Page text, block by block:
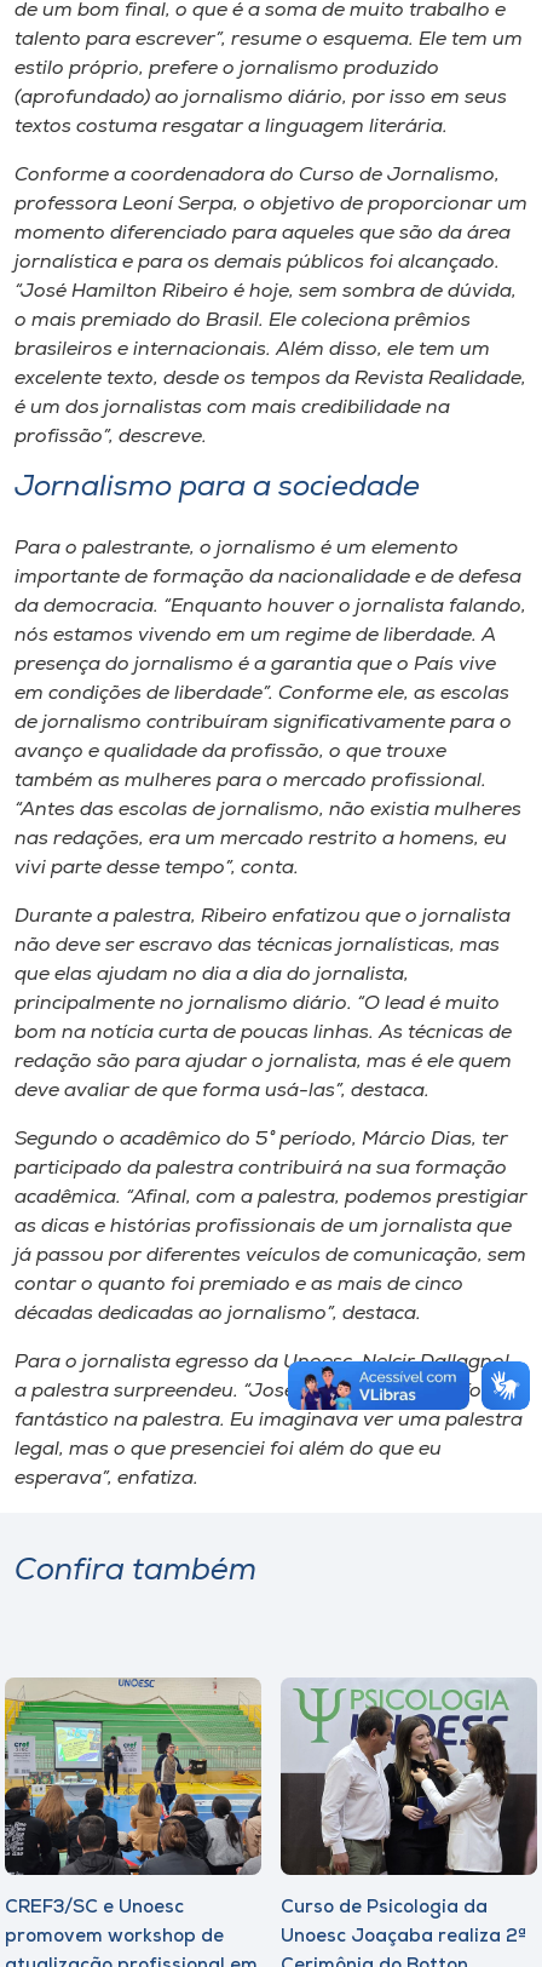
Selecione
o idioma
A-
de um bom final, o que é a soma de muito trabalho e
talento para escrever”, resume o esquema. Ele tem um
estilo próprio, prefere o jornalismo produzido
(aprofundado) ao jornalismo diário, por isso em seus
textos costuma resgatar a linguagem literária.
Conforme a coordenadora do Curso de Jornalismo,
professora Leoní Serpa, o objetivo de proporcionar um
momento diferenciado para aqueles que são da área
jornalística e para os demais públicos foi alcançado.
“José Hamilton Ribeiro é hoje, sem sombra de dúvida,
o mais premiado do Brasil. Ele coleciona prêmios
brasileiros e internacionais. Além disso, ele tem um
excelente texto, desde os tempos da Revista Realidade,
é um dos jornalistas com mais credibilidade na
profissão”, descreve.
Jornalismo para a sociedade
Para o palestrante, o jornalismo é um elemento
importante de formação da nacionalidade e de defesa
da democracia. “Enquanto houver o jornalista falando,
nós estamos vivendo em um regime de liberdade. A
presença do jornalismo é a garantia que o País vive
em condições de liberdade”. Conforme ele, as escolas
de jornalismo contribuíram significativamente para o
avanço e qualidade da profissão, o que trouxe
também as mulheres para o mercado profissional.
“Antes das escolas de jornalismo, não existia mulheres
nas redações, era um mercado restrito a homens, eu
vivi parte desse tempo”, conta.
Durante a palestra, Ribeiro enfatizou que o jornalista
não deve ser escravo das técnicas jornalísticas, mas
que elas ajudam no dia a dia do jornalista,
principalmente no jornalismo diário. “O lead é muito
bom na notícia curta de poucas linhas. As técnicas de
redação são para ajudar o jornalista, mas é ele quem
deve avaliar de que forma usá-las”, destaca.
Segundo o acadêmico do 5° período, Márcio Dias, ter
participado da palestra contribuirá na sua formação
acadêmica. “Afinal, com a palestra, podemos prestigiar
as dicas e histórias profissionais de um jornalista que
já passou por diferentes veículos de comunicação, sem
contar o quanto foi premiado e as mais de cinco
décadas dedicadas ao jornalismo”, destaca.
Para o jornalista egresso da Unoesc, Nelcir Dallagnol,
a palestra surpreendeu. “José Hamilton Ribeiro foi
fantástico na palestra. Eu imaginava ver uma palestra
legal, mas o que presenciei foi além do que eu
esperava”, enfatiza.
Confira também
CREF3/SC e Unoesc
promovem workshop de
Curso de Psicologia da
Unoesc Joaçaba realiza 2ª